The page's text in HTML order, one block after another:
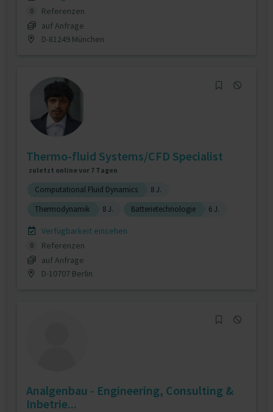
0
Referenzen
auf Anfrage
D-81249 München
Thermo-fluid Systems/CFD Specialist
zuletzt online vor 7 Tagen
Computational Fluid Dynamics
8 J.
Thermodynamik
8 J. Batterietechnologie 6 J.
Verfügbarkeit einsehen
0
Referenzen
auf Anfrage
D-10707 Berlin
Analgenbau - Engineering, Consulting &
Inbetrie...